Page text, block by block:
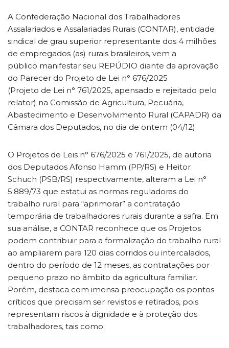
A Confederação Nacional dos Trabalhadores
Assalariados e Assalariadas Rurais (CONTAR), entidade
sindical de grau superior representante dos 4 milhões
de empregados (as) rurais brasileiros, vem a
público manifestar seu REPÚDIO diante da aprovação
do Parecer do Projeto de Lei n° 676/2025
(Projeto de Lei n° 761/2025, apensado e rejeitado pelo
relator) na Comissão de Agricultura, Pecuária,
Abastecimento e Desenvolvimento Rural (CAPADR) da
Câmara dos Deputados, no dia de ontem (04/12).
O Projetos de Leis n° 676/2025 e 761/2025, de autoria
dos Deputados Afonso Hamm (PP/RS) e Heitor
Schuch (PSB/RS) respectivamente, alteram a Lei n°
5.889/73 que estatui as normas reguladoras do
trabalho rural para “aprimorar” a contratação
temporária de trabalhadores rurais durante a safra. Em
sua análise, a CONTAR reconhece que os Projetos
podem contribuir para a formalização do trabalho rural
ao ampliarem para 120 dias corridos ou intercalados,
dentro do período de 12 meses, as contratações por
pequeno prazo no âmbito da agricultura familiar.
Porém, destaca com imensa preocupação os pontos
críticos que precisam ser revistos e retirados, pois
representam riscos à dignidade e à proteção dos
trabalhadores, tais como: